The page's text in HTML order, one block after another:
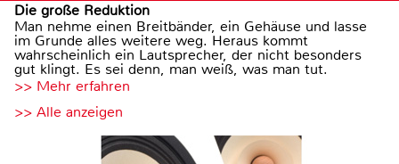
Die große Reduktion
Man nehme einen Breitbänder, ein Gehäuse und lasse
im Grunde alles weitere weg. Heraus kommt
wahrscheinlich ein Lautsprecher, der nicht besonders
gut klingt. Es sei denn, man weiß, was man tut.
>> Mehr erfahren
>> Alle anzeigen